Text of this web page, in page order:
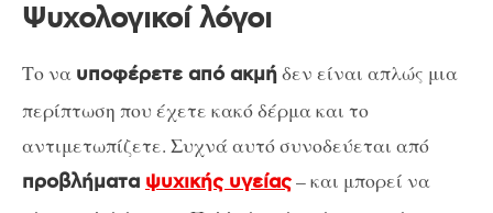
Ψυχολογικοί λόγοι
Το να υποφέρετε από ακμήδεν είναι απλώς μια
περίπτωση που έχετε κακό δέρμα και το
αντιμετωπίζετε. Συχνά αυτό συνοδεύεται από
προβλήματα ψυχικής υγείας– και μπορεί να